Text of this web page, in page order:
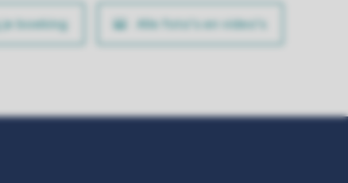
je boeking Alle foto’s en video’s